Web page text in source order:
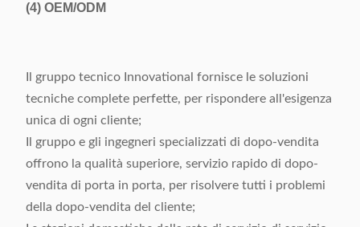
(4) OEM/ODM
Il gruppo tecnico Innovational fornisce le soluzioni
tecniche complete perfette, per rispondere all'esigenza
unica di ogni cliente;
Il gruppo e gli ingegneri specializzati di dopo-vendita
offrono la qualità superiore, servizio rapido di dopo-
vendita di porta in porta, per risolvere tutti i problemi
della dopo-vendita del cliente;